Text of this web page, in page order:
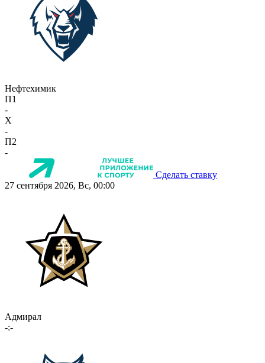
Нефтехимик
П1
-
X
-
П2
-
Сделать ставку
27 сентября 2026, Вс, 00:00
Адмирал
-:-